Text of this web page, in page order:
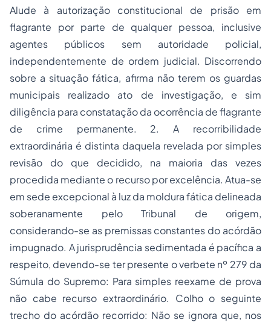
Alude à autorização constitucional de prisão em
flagrante por parte de qualquer pessoa, inclusive
agentes públicos sem autoridade policial,
independentemente de ordem judicial. Discorrendo
sobre a situação fática, afirma não terem os guardas
municipais realizado ato de investigação, e sim
diligência para constatação da ocorrência de flagrante
de crime permanente. 2. A recorribilidade
extraordinária é distinta daquela revelada por simples
revisão do que decidido, na maioria das vezes
procedida mediante o recurso por excelência. Atua-se
em sede excepcional à luz da moldura fática delineada
soberanamente pelo Tribunal de origem,
considerando-se as premissas constantes do acórdão
impugnado. A jurisprudência sedimentada é pacífica a
respeito, devendo-se ter presente o verbete nº 279 da
Súmula do Supremo: Para simples reexame de prova
não cabe recurso extraordinário. Colho o seguinte
trecho do acórdão recorrido: Não se ignora que, nos